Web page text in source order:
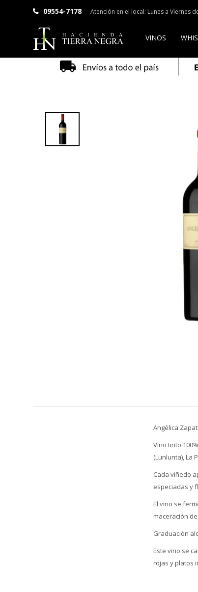
VINOS
09554-7178 Atención en el local: Lunes a Viernes
Angélica
Vino tinto
(Lunlunta), La
Cada viñedo
especiadas y
El vino se
maceración
Graduación
Este vino se
rojas y platos